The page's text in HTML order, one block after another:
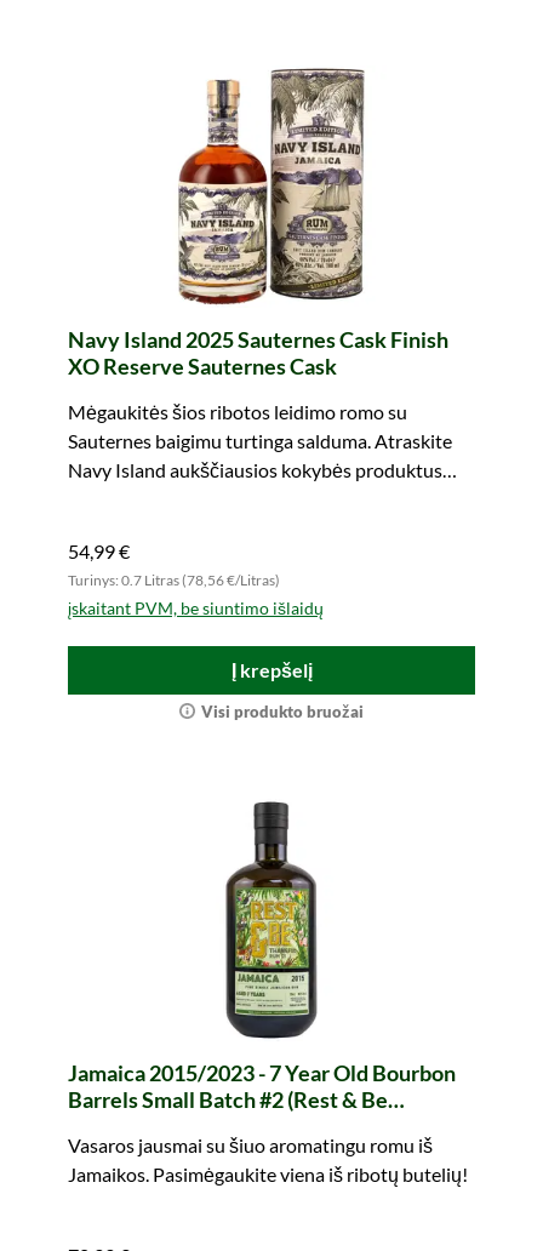
Navy Island 2025 Sauternes Cask Finish
XO Reserve Sauternes Cask
Mėgaukitės šios ribotos leidimo romo su
Sauternes baigimu turtinga salduma. Atraskite
Navy Island aukščiausios kokybės produktus
54,99 €
Turinys: 0.7 Litras (78,56 €/Litras)
įskaitant PVM, be siuntimo išlaidų
Į krepšelį
Visi produkto bruožai
Jamaica 2015/2023 - 7 Year Old Bourbon
Barrels Small Batch #2 (Rest & Be
Vasaros jausmai su šiuo aromatingu romu iš
Jamaikos. Pasimėgaukite viena iš ribotų butelių!